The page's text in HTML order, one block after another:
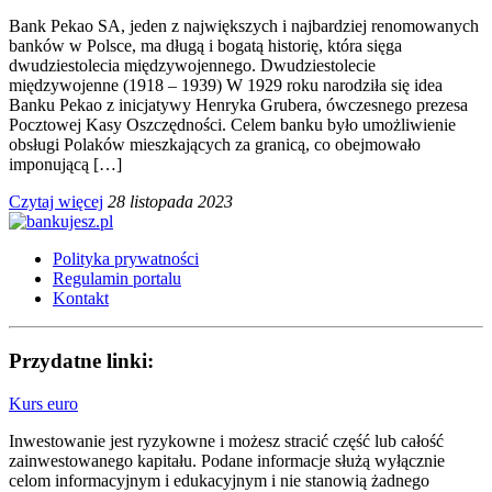
Bank Pekao SA, jeden z największych i najbardziej renomowanych
banków w Polsce, ma długą i bogatą historię, która sięga
dwudziestolecia międzywojennego. Dwudziestolecie
międzywojenne (1918 – 1939) W 1929 roku narodziła się idea
Banku Pekao z inicjatywy Henryka Grubera, ówczesnego prezesa
Pocztowej Kasy Oszczędności. Celem banku było umożliwienie
obsługi Polaków mieszkających za granicą, co obejmowało
imponującą […]
Czytaj więcej 28 listopada 2023
Polityka prywatności
Regulamin portalu
Kontakt
Przydatne linki:
Kurs euro
Inwestowanie jest ryzykowne i możesz stracić część lub całość
zainwestowanego kapitału. Podane informacje służą wyłącznie
celom informacyjnym i edukacyjnym i nie stanowią żadnego